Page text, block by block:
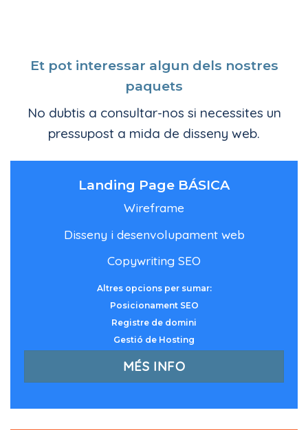
Et pot interessar algun dels nostres
paquets
No dubtis a consultar-nos si necessites un
pressupost a mida de disseny web.
Landing Page BÁSICA
Wireframe
Disseny i desenvolupament web
Copywriting SEO
Altres opcions per sumar:
Posicionament SEO
Registre de domini
Gestió de Hosting
MÉS INFO